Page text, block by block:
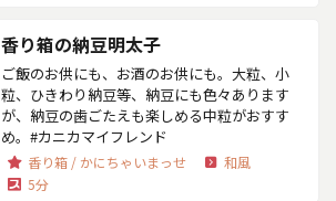
香り箱の納豆明太子
ご飯のお供にも、お酒のお供にも。大粒、小
粒、ひきわり納豆等、納豆にも色々あります
が、納豆の歯ごたえも楽しめる中粒がおすす
め。#カニカマイフレンド
香り箱 / かにちゃいまっせ
和風
5分